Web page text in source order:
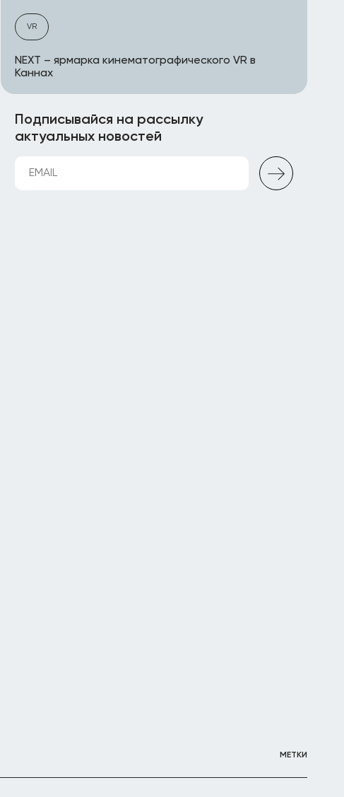
VR
NEXT – ярмарка кинематографического VR в
Каннах
Подписывайся на рассылку
актуальных новостей
МЕТКИ